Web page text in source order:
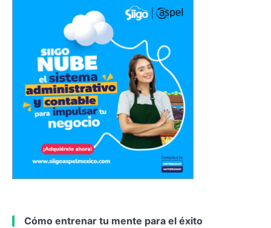
Cómo entrenar tu mente para el éxito